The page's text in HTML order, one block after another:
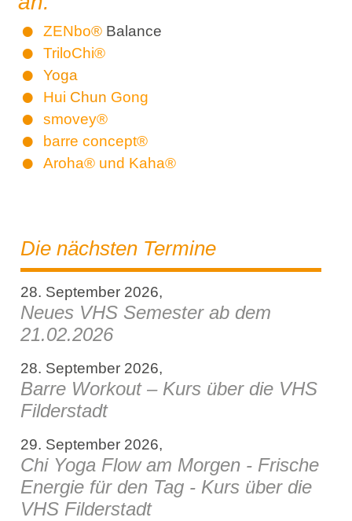
ZENbo®Balance
TriloChi®
Yoga
Hui Chun Gong
smovey®
barre concept®
Aroha® und Kaha®
Die nächsten Termine
28. September 2026,
Neues VHS Semester ab dem
21.02.2026
28. September 2026,
Barre Workout – Kurs über die VHS
Filderstadt
29. September 2026,
Chi Yoga Flow am Morgen - Frische
Energie für den Tag - Kurs über die
VHS Filderstadt